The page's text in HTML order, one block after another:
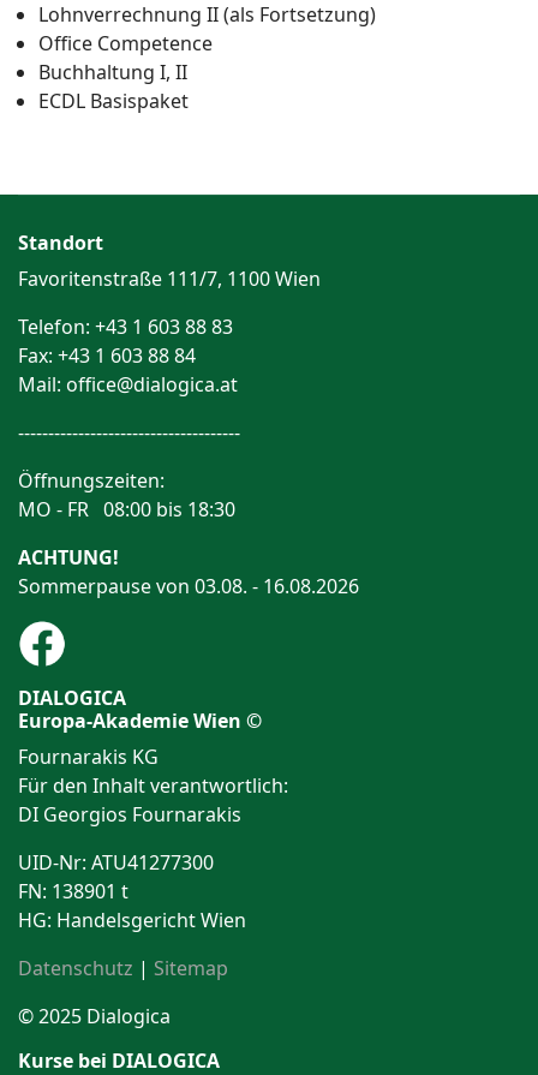
Lohnverrechnung II (als Fortsetzung)
Office Competence
Buchhaltung I, II
ECDL Basispaket
Standort
Favoritenstraße 111/7, 1100 Wien
Telefon: +43 1 603 88 83
Fax: +43 1 603 88 84
Mail: office@dialogica.at
-------------------------------------
Öffnungszeiten:
MO - FR 08:00 bis 18:30
ACHTUNG!
Sommerpause von 03.08. - 16.08.2026
DIALOGICA
Europa-Akademie Wien ©
Fournarakis KG
Für den Inhalt verantwortlich:
DI Georgios Fournarakis
UID-Nr: ATU41277300
FN: 138901 t
HG: Handelsgericht Wien
Datenschutz | Sitemap
© 2025 Dialogica
Kurse bei DIALOGICA